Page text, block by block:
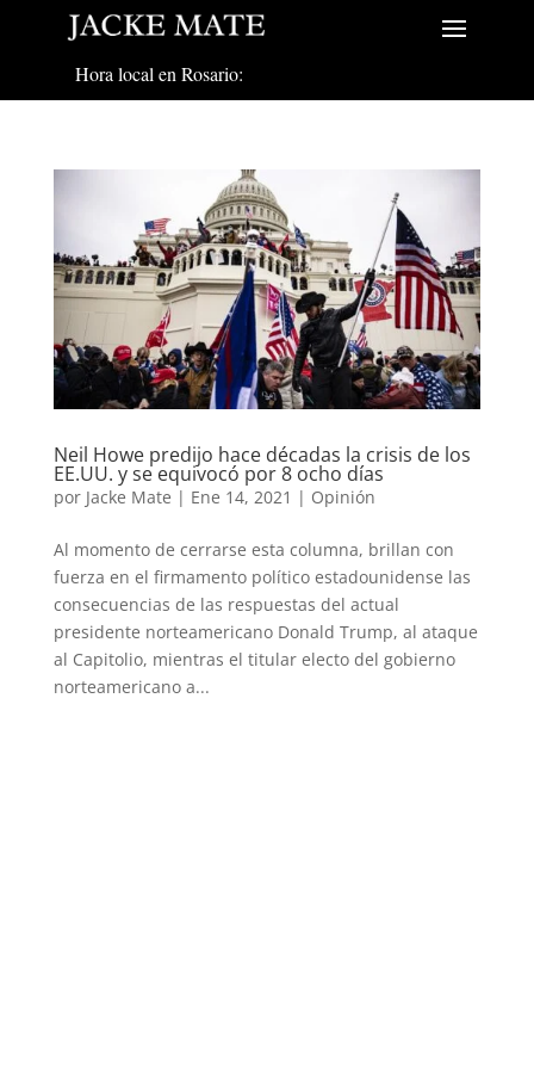
Hora local en Rosario:
Neil Howe predijo hace décadas la crisis de los
EE.UU. y se equivocó por 8 ocho días
por Jacke Mate | Ene 14, 2021 | Opinión
Al momento de cerrarse esta columna, brillan con
fuerza en el firmamento político estadounidense las
consecuencias de las respuestas del actual
presidente norteamericano Donald Trump, al ataque
al Capitolio, mientras el titular electo del gobierno
norteamericano a...